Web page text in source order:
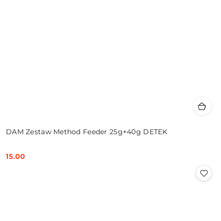
DAM Zestaw Method Feeder 25g+40g DETEK
Cena:
15.00